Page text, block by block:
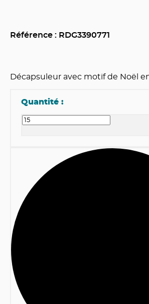
Référence : RDG3390771
Décapsuleur avec motif de Noël
Quantité :